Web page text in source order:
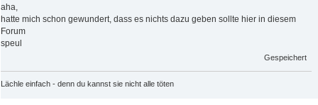
aha,
hatte mich schon gewundert, dass es nichts dazu geben sollte hier in diesem
Forum
speul
Gespeichert
Lächle einfach - denn du kannst sie nicht alle töten